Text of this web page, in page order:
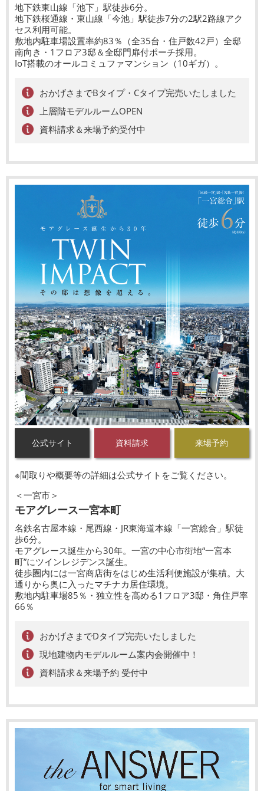
地下鉄東山線「池下」駅徒歩6分。
地下鉄桜通線・東山線「今池」駅徒歩7分の2駅2路線アク
セス利用可能。
敷地内駐車場設置率約83％（全35台・住戸数42戸）全邸
南向き・1フロア3邸＆全邸門扉付ポーチ採用。
IoT搭載のオールコミュファマンション（10ギガ）。
おかげさまでBタイプ・Cタイプ完売いたしました
上層階モデルルームOPEN
資料請求＆来場予約受付中
公式サイト 資料請求 来場予約
※間取りや概要等の詳細は公式サイトをご覧ください。
＜一宮市＞
モアグレース一宮本町
名鉄名古屋本線・尾西線・JR東海道本線「一宮総合」駅徒
歩6分。
モアグレース誕生から30年。一宮の中心市街地“一宮本
町”にツインレジデンス誕生。
徒歩圏内には一宮商店街をはじめ生活利便施設が集積。大
通りから奥に入ったマチナカ居住環境。
敷地内駐車場85％・独立性を高める1フロア3邸・角住戸率
66％
おかげさまでDタイプ完売いたしました
現地建物内モデルルーム案内会開催中！
資料請求＆来場予約 受付中